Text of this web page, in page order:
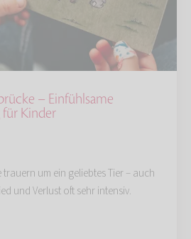
– Einfühlsame
Kinder
um ein geliebtes Tier – auch
und Verlust oft sehr intensiv.